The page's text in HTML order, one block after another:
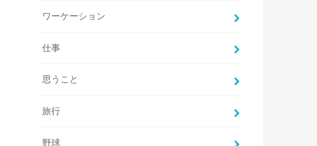
ワーケーション
仕事
思うこと
旅行
野球